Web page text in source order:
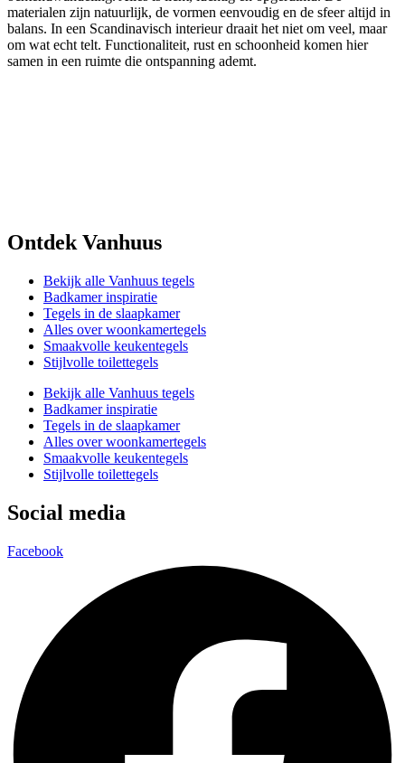
materialen zijn natuurlijk, de vormen eenvoudig en de sfeer altijd in
balans. In een Scandinavisch interieur draait het niet om veel, maar
om wat echt telt. Functionaliteit, rust en schoonheid komen hier
samen in een ruimte die ontspanning ademt.
Ontdek Vanhuus
Bekijk alle Vanhuus tegels
Badkamer inspiratie
Tegels in de slaapkamer
Alles over woonkamertegels
Smaakvolle keukentegels
Stijlvolle toilettegels
Bekijk alle Vanhuus tegels
Badkamer inspiratie
Tegels in de slaapkamer
Alles over woonkamertegels
Smaakvolle keukentegels
Stijlvolle toilettegels
Social media
Facebook